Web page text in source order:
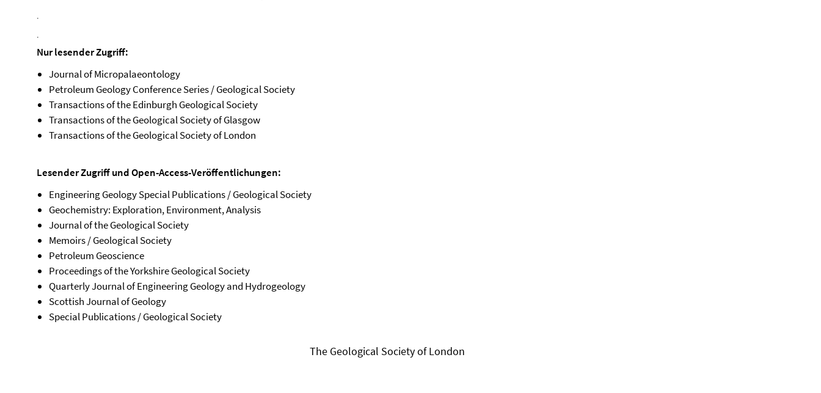
.
.
Nur lesender Zugriff:
Journal of Micropalaeontology
Petroleum Geology Conference Series / Geological Society
Transactions of the Edinburgh Geological Society
Transactions of the Geological Society of Glasgow
Transactions of the Geological Society of London
Lesender Zugriff und Open-Access-Veröffentlichungen:
Engineering Geology Special Publications / Geological Society
Geochemistry: Exploration, Environment, Analysis
Journal of the Geological Society
Memoirs / Geological Society
Petroleum Geoscience
Proceedings of the Yorkshire Geological Society
Quarterly Journal of Engineering Geology and Hydrogeology
Scottish Journal of Geology
Special Publications / Geological Society
The Geological Society of London